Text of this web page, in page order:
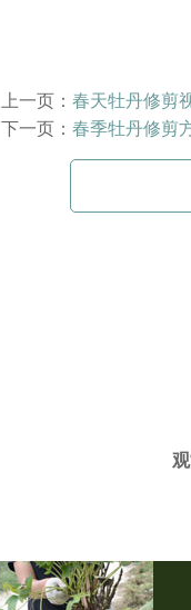
上一页：春天牡丹修剪
下一页：春季牡丹修剪